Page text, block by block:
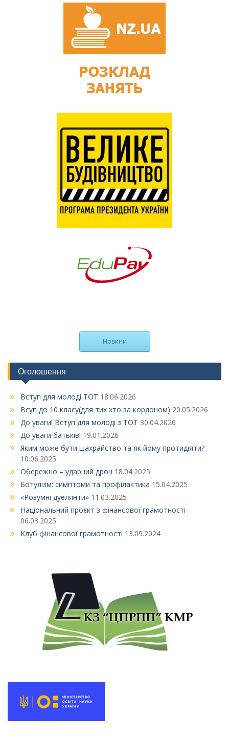
Новини
Оголошення
Вступ для молоді ТОТ 18.06.2026
Всуп до 10 класу(для тих хто за кордоном) 20.05.2026
До уваги! Вступ для молоді з ТОТ 30.04.2026
До уваги батьків! 19.01.2026
Яким може бути шахрайство та як йому протидіяти?
10.06.2025
Обережно – ударний дрон 18.04.2025
Ботулізм: симптоми та профілактика 15.04.2025
«Розумні дуелянти» 11.03.2025
Національний проєкт з фінансової грамотності
06.03.2025
Клуб фінансової грамотності 13.09.2024